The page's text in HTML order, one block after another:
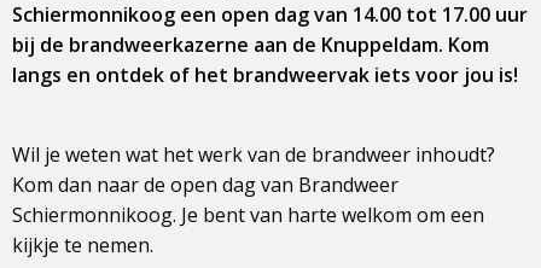
Schiermonnikoog een open dag van 14.00 tot 17.00 uur
bij de brandweerkazerne aan de Knuppeldam. Kom
langs en ontdek of het brandweervak iets voor jou is!
Wil je weten wat het werk van de brandweer inhoudt?
Kom dan naar de open dag van Brandweer
Schiermonnikoog. Je bent van harte welkom om een
kijkje te nemen.